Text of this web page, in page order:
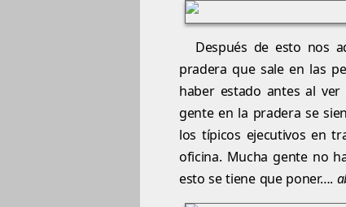
Después de esto nos
pradera que sale en las
haber estado antes al
gente en la pradera se
los típicos ejecutivos en
oficina. Mucha gente no
esto se tiene que poner….